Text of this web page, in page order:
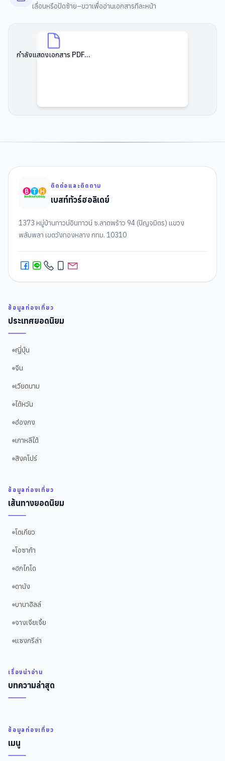
เลื่อนหรือปัดซ้าย–ขวาเพื่ออ่านเอกสารทีละหน้า
กำลังแสดงเอกสาร PDF...
ติดต่อและติดตาม
เบสท์ทัวร์ฮอลิเดย์
1373 หมู่บ้านทาวน์อินทาวน์ ซ.ลาดพร้าว 94 (ปัญจมิตร) แขวง
พลับพลา เขตวังทองหลาง กทม. 10310
ข้อมูลท่องเที่ยว
ประเทศยอดนิยม
ญี่ปุ่น
จีน
เวียดนาม
ไต้หวัน
ฮ่องกง
เกาหลีใต้
สิงคโปร์
ข้อมูลท่องเที่ยว
เส้นทางยอดนิยม
โตเกียว
โอซาก้า
ฮกไกโด
ดานัง
บานาฮิลล์
จางเจียเจี้ย
แซงกรีล่า
เรื่องน่าอ่าน
บทความล่าสุด
ข้อมูลท่องเที่ยว
เมนู